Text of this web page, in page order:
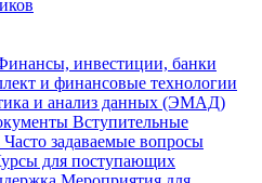
инвестиции, банки
и финансовые технологии
и анализ данных (ЭМАД)
Вступительные
Часто задаваемые вопросы
для поступающих